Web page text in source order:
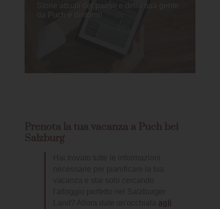
Storie attuali del paese e della sua gente
da Puch e dintorni!
Prenota la tua vacanza a Puch bei
Salzburg
agli